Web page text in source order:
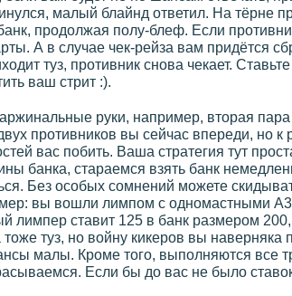
малый блайнд ответил. На тёрне
продолжая полу-блеф. Если
А в случае чек-рейза вам придётся
туз, противник снова чекает.
ваш стрит :).
руки, например, вторая
противников вы сейчас впереди, но к
вас побить. Ваша стратегия тут
банка, стараемся взять банк
Без особых сомнений можете
вы вошли лимпом с одномастными
лимпер ставит 125 в банк размером
туз, но войну кикеров вы
малы. Кроме того, выполняются все
Если бы до вас не было